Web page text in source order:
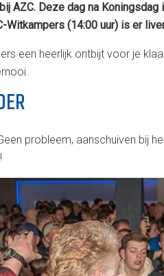
AZC. Deze dag na
(14:00 uur) is er
een heerlijk ontbijt voor je
probleem, aanschuiven bij